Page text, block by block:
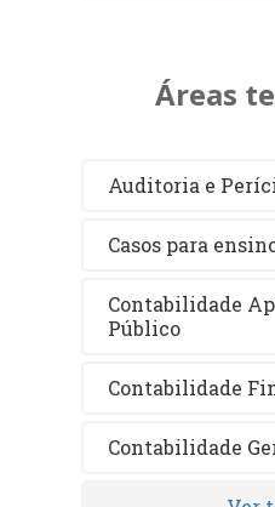
Áreas
Auditoria e
Casos para
Contabilidade
Público
Contabilidade
Contabilidade